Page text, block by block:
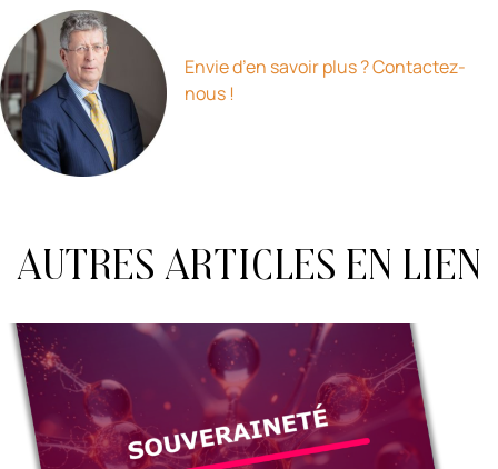
Envie d’en savoir plus ? Contactez-
nous !
Autres articles en lien